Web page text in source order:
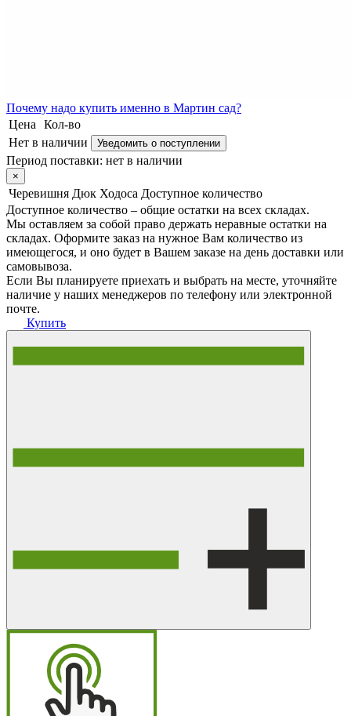
Почему надо купить именно в Мартин сад?
Цена
Кол-во
Нет в наличии
Уведомить о поступлении
Период поставки: нет в наличии
×
Черевишня Дюк Ходоса Доступное количество
Доступное количество – общие остатки на всех складах.
Мы оставляем за собой право держать неравные остатки на
складах. Оформите заказ на нужное Вам количество из
имеющегося, и оно будет в Вашем заказе на день доставки или
самовывоза.
Если Вы планируете приехать и выбрать на месте, уточняйте
наличие у наших менеджеров по телефону или электронной
почте.
Купить